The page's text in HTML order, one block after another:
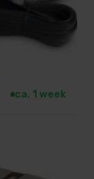
ca. 1 week